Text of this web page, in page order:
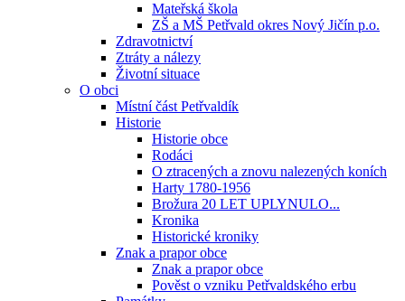
Mateřská škola
ZŠ a MŠ Petřvald okres Nový Jičín p.o.
Zdravotnictví
Ztráty a nálezy
Životní situace
O obci
Místní část Petřvaldík
Historie
Historie obce
Rodáci
O ztracených a znovu nalezených koních
Harty 1780-1956
Brožura 20 LET UPLYNULO...
Kronika
Historické kroniky
Znak a prapor obce
Znak a prapor obce
Pověst o vzniku Petřvaldského erbu